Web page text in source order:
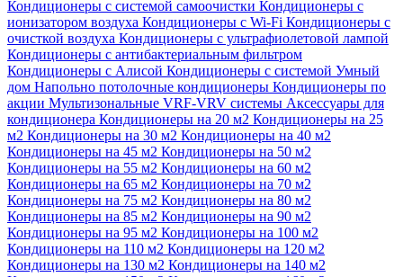
Кондиционеры с системой самоочистки Кондиционеры с
ионизатором воздуха Кондиционеры с Wi-Fi Кондиционеры с
очисткой воздуха Кондиционеры с ультрафиолетовой лампой
Кондиционеры с антибактериальным фильтром
Кондиционеры с Алисой Кондиционеры с системой Умный
дом Напольно потолочные кондиционеры Кондиционеры по
акции Мультизональные VRF-VRV системы Аксессуары для
кондиционера Кондиционеры на 20 м2 Кондиционеры на 25
м2 Кондиционеры на 30 м2 Кондиционеры на 40 м2
Кондиционеры на 45 м2 Кондиционеры на 50 м2
Кондиционеры на 55 м2 Кондиционеры на 60 м2
Кондиционеры на 65 м2 Кондиционеры на 70 м2
Кондиционеры на 75 м2 Кондиционеры на 80 м2
Кондиционеры на 85 м2 Кондиционеры на 90 м2
Кондиционеры на 95 м2 Кондиционеры на 100 м2
Кондиционеры на 110 м2 Кондиционеры на 120 м2
Кондиционеры на 130 м2 Кондиционеры на 140 м2